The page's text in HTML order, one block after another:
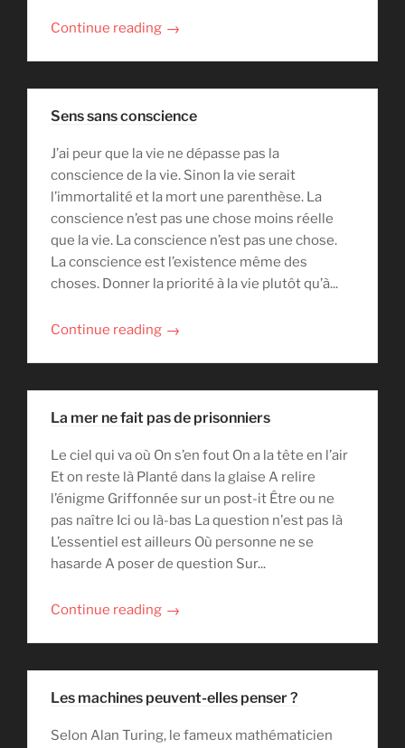
Continue reading →
Sens sans conscience
J’ai peur que la vie ne dépasse pas la
conscience de la vie. Sinon la vie serait
l’immortalité et la mort une parenthèse. La
conscience n’est pas une chose moins réelle
que la vie. La conscience n’est pas une chose.
La conscience est l’existence même des
choses. Donner la priorité à la vie plutôt qu’à...
Continue reading →
La mer ne fait pas de prisonniers
Le ciel qui va où On s’en fout On a la tête en l’air
Et on reste là Planté dans la glaise A relire
l’énigme Griffonnée sur un post-it Être ou ne
pas naître Ici ou là-bas La question n'est pas là
L’essentiel est ailleurs Où personne ne se
hasarde A poser de question Sur...
Continue reading →
Les machines peuvent-elles penser ?
Selon Alan Turing, le fameux mathématicien